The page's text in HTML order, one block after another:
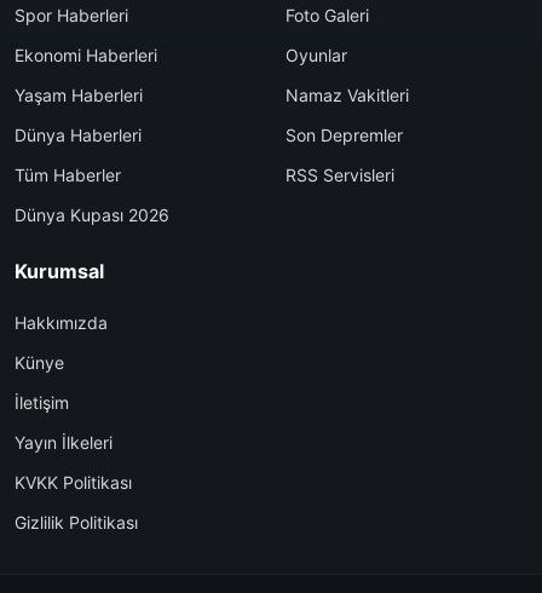
Spor Haberleri
Ekonomi Haberleri
Yaşam Haberleri
Dünya Haberleri
Tüm Haberler
Dünya Kupası 2026
Foto Galeri
Oyunlar
Namaz Vakitleri
Son Depremler
RSS Servisleri
Kurumsal
Hakkımızda
Künye
İletişim
Yayın İlkeleri
KVKK Politikası
Gizlilik Politikası